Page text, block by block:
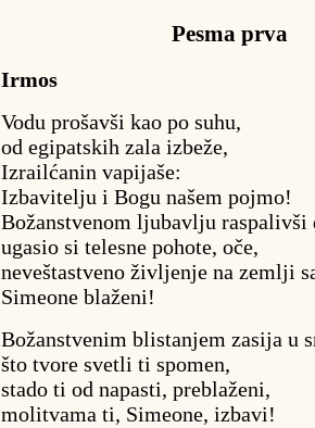
Pesma prva
Irmos
Vodu prošavši kao po suhu,
od egipatskih zala izbeže,
Izrailćanin vapijaše:
Izbavitelju i Bogu našem pojmo!
Božanstvenom ljubavlju raspalivši
ugasio si telesne pohote, oče,
neveštastveno življenje na zemlji
Simeone blaženi!
Božanstvenim blistanjem zasija u
što tvore svetli ti spomen,
stado ti od napasti, preblaženi,
molitvama ti, Simeone, izbavi!